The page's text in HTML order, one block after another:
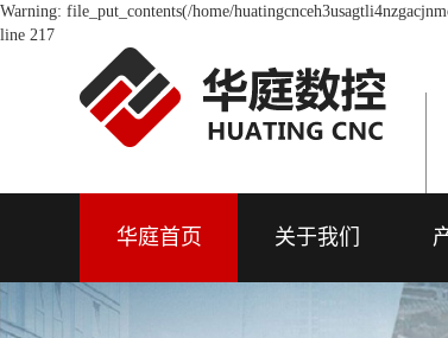
Warning: file_put_contents(/home/
line 217
华庭首页 关于我们